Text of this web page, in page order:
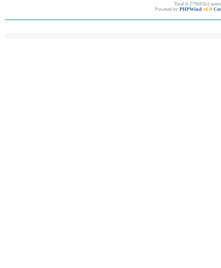
Total 0.270683(s)
Powered by PHPWind v6.0